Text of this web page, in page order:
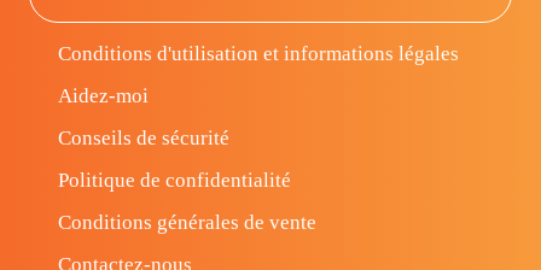
Conditions d'utilisation et informations légales
Aidez-moi
Conseils de sécurité
Politique de confidentialité
Conditions générales de vente
Contactez-nous